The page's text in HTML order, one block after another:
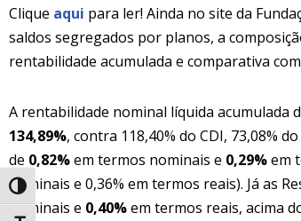
Alternar alto contraste
Clique aqui para ler! Ainda no site da
saldos segregados por planos, a
rentabilidade acumulada e comparativa
A rentabilidade nominal líquida acumulada
134,89%, contra 118,40% do CDI, 73,08%
de 0,82%em termos nominais e 0,29%em
nominais e 0,36% em termos reais). Já as
nominais e 0,40%em termos reais, acima